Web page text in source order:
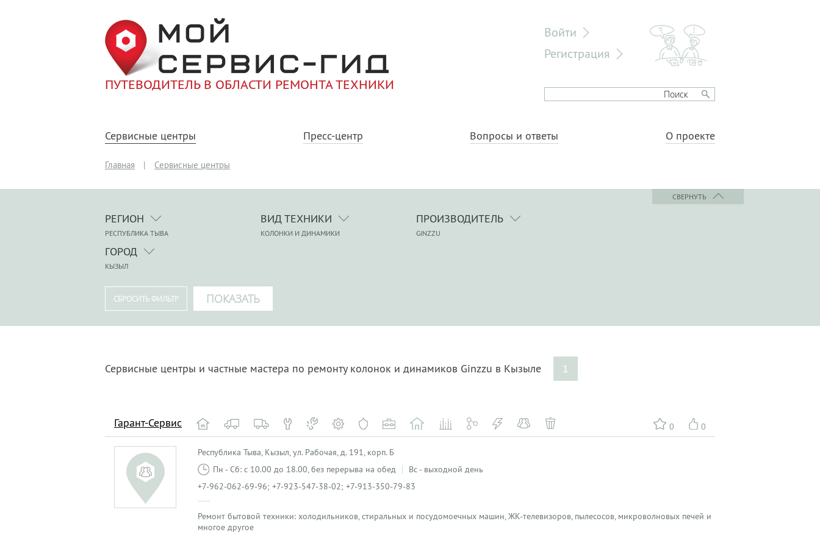
ПУТЕВОДИТЕЛЬ В ОБЛАСТИ РЕМОНТА ТЕХНИКИ
Войти
Регистрация
Сервисные центры Пресс-центр Вопросы и ответы О проекте
Главная | Сервисные центры
СВЕРНУТЬ
РЕГИОН
РЕСПУБЛИКА ТЫВА
ВИД ТЕХНИКИ
КОЛОНКИ И ДИНАМИКИ
ПРОИЗВОДИТЕЛЬ
GINZZU
ГОРОД
КЫЗЫЛ
Сервисные центры и частные мастера по ремонту колонок и динамиков Ginzzu в Кызыле 1
0 0
Гарант-Сервис
Республика Тыва, Кызыл, ул. Рабочая, д. 191, корп. Б
Пн - Сб: с 10.00 до 18.00, без перерыва на обед
Вс - выходной день
+7-962-062-69-96; +7-923-547-38-02; +7-913-350-79-83
Ремонт бытовой техники: холодильников, стиральных и посудомоечных машин, ЖК-телевизоров, пылесосов, микроволновых печей и
многое другое